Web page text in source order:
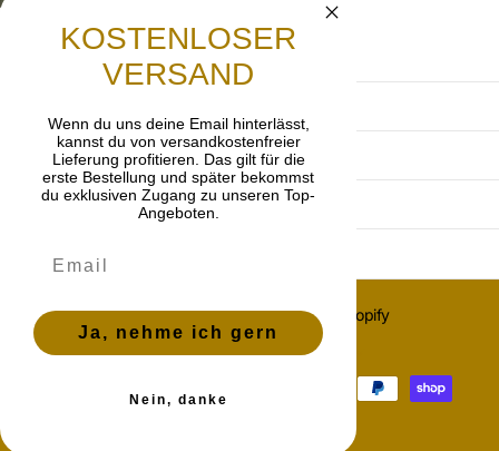
Lasst uns beten, dass die frohe Botschaft von
Jesus Christus weitergetragen wird.
Privacy Policy
imprint
Cancellation policy
©2026OnlyGrace, Powered by Shopify
ES (EUR €) Menu Menu
KOSTENLOSER
VERSAND
Wenn du uns deine Email hinterlässt,
kannst du von versandkostenfreier
Lieferung profitieren. Das gilt für die
erste Bestellung und später bekommst
du exklusiven Zugang zu unseren Top-
Angeboten.
Ja, nehme ich gern
Nein, danke